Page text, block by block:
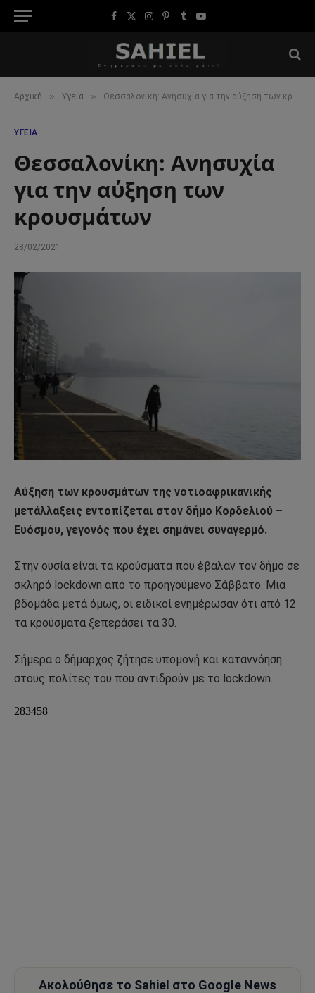
Facebook
X
Instagram
Pinterest
TumblrYouTube
Αρχική » Υγεία » Θεσσαλονίκη: Ανησυχία για την αύξηση των κρουσμάτων
ΥΓΕΊΑ
Θεσσαλονίκη: Ανησυχία
για την αύξηση των
κρουσμάτων
28/02/2021
Αύξηση των κρουσμάτων της νοτιοαφρικανικής
μετάλλαξεις εντοπίζεται στον δήμο Κορδελιού –
Ευόσμου, γεγονός που έχει σημάνει συναγερμό.
Στην ουσία είναι τα κρούσματα που έβαλαν τον δήμο σε
σκληρό lockdown από το προηγούμενο Σάββατο. Μια
βδομάδα μετά όμως, οι ειδικοί ενημέρωσαν ότι από 12
τα κρούσματα ξεπεράσει τα 30.
Σήμερα ο δήμαρχος ζήτησε υπομονή και καταννόηση
στους πολίτες του που αντιδρούν με το lockdown.
Ακολούθησε το Sahiel στο Google News